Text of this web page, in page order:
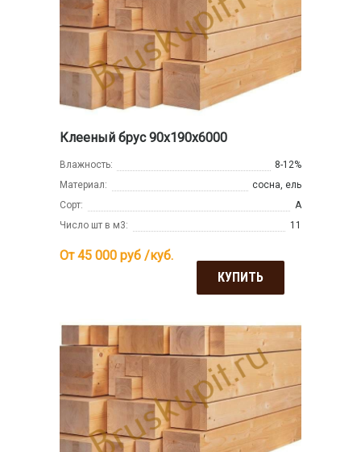
Клееный брус 90х190х6000
Влажность:
8-12%
Материал:
сосна, ель
Сорт:
А
Число шт в м3:
11
От 45 000 руб /куб.
КУПИТЬ